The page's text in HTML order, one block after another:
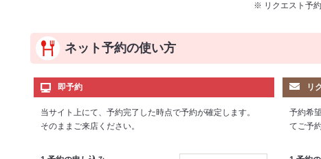
※ リクエスト予
ネット予約の使い方
即予約
当サイト上にて、予約完了した時点で予約が確定します。
そのままご来店ください。
リ
予約希
てご予